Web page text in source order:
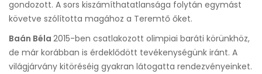
gondozott. A sors kiszámíthatatlansága folytán egymást
követve szólította magához a Teremtő őket.
Baán Béla 2015-ben csatlakozott olimpiai baráti körünkhöz,
de már korábban is érdeklődött tevékenységünk iránt. A
világjárvány kitöréséig gyakran látogatta rendezvényeinket.